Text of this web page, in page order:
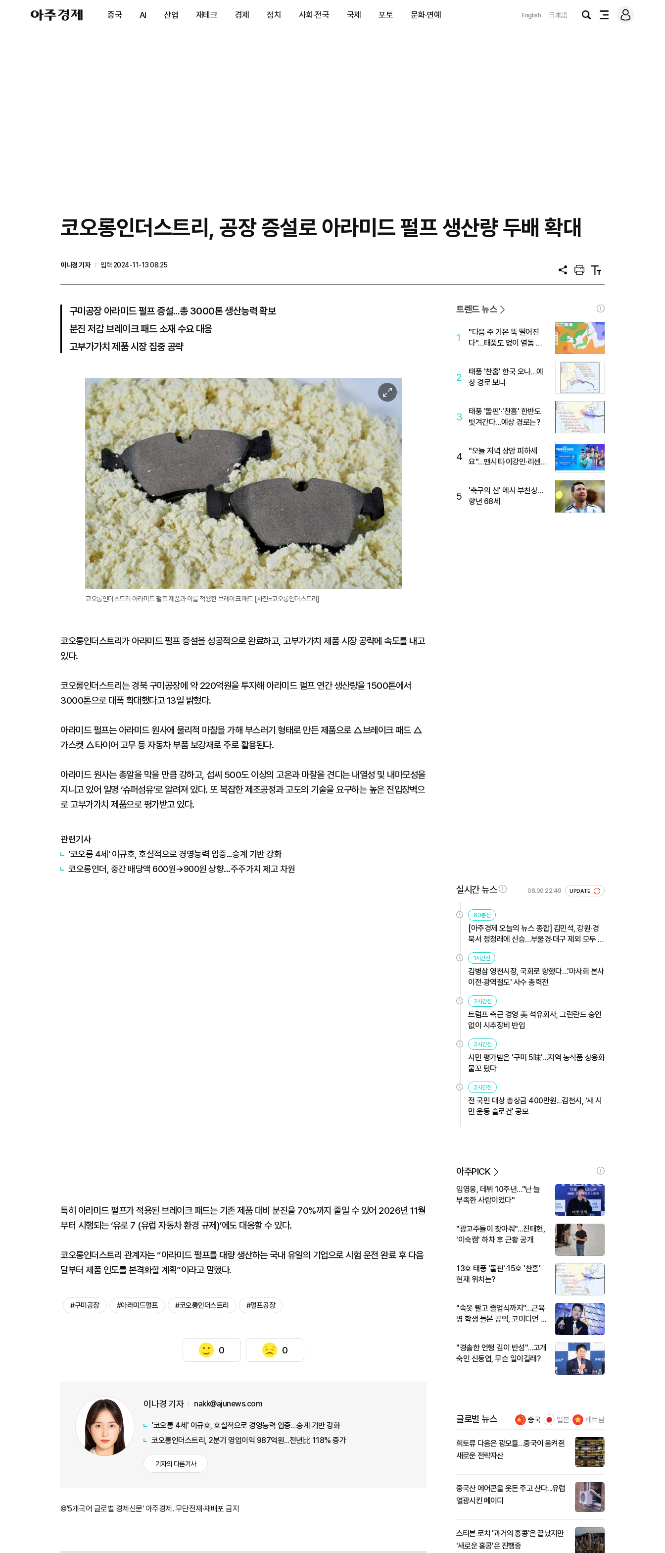
아
주
제
중국 AI 산업 재테크 경제 정치 사회·전국 국제 포토 문화·연예 English 日本語
검
전
메
그
코오롱인더스트리, 공장 증설로 아라미드 펄프 생산량 두배 확대
이나경 기자
입력 2024-11-13 08:25
공
프
트
텍
트
구미공장 아라미드 펄프 증설...총 3000톤 생산능력 확보
분진 저감 브레이크 패드 소재 수요 대응
고부가가치 제품 시장 집중 공략
이
미
지
확
대
코오롱인더스트리 아라미드 펄프 제품과 이를 적용한 브레이크 패드 [사진=코오롱인더스트리]
코오롱인더스트리가 아라미드 펄프 증설을 성공적으로 완료하고, 고부가가치 제품 시장 공략에 속도를 내고
있다.
코오롱인더스트리는 경북 구미공장에 약 220억원을 투자해 아라미드 펄프 연간 생산량을 1500톤에서
3000톤으로 대폭 확대했다고 13일 밝혔다.
아라미드 펄프는 아라미드 원사에 물리적 마찰을 가해 부스러기 형태로 만든 제품으로 △브레이크 패드 △
가스켓 △타이어 고무 등 자동차 부품 보강재로 주로 활용된다.
아라미드 원사는 총알을 막을 만큼 강하고, 섭씨 500도 이상의 고온과 마찰을 견디는 내열성 및 내마모성을
지니고 있어 일명 ‘슈퍼섬유’로 알려져 있다. 또 복잡한 제조공정과 고도의 기술을 요구하는 높은 진입장벽으
로 고부가가치 제품으로 평가받고 있다.
관련기사
'코오롱 4세' 이규호, 호실적으로 경영능력 입증…승계 기반 강화
코오롱인더, 중간 배당액 600원→900원 상향...주주가치 제고 차원
특히 아라미드 펄프가 적용된 브레이크 패드는 기존 제품 대비 분진을 70%까지 줄일 수 있어 2026년 11월
부터 시행되는 ‘유로 7 (유럽 자동차 환경 규제)’에도 대응할 수 있다.
코오롱인더스트리 관계자는 “아라미드 펄프를 대량 생산하는 국내 유일의 기업으로 시험 운전 완료 후 다음
달부터 제품 인도를 본격화할 계획”이라고 말했다.
#구미공장 #아라미드펄프 #코오롱인더스트리 #펄프공장
0 0
이나경 기자 nakk@ajunews.com
'코오롱 4세' 이규호, 호실적으로 경영능력 입증…승계 기반 강화
코오롱인더스트리, 2분기 영업이익 987억원...전년比 118% 증가
기자의 다른기사
©'5개국어 글로벌 경제신문' 아주경제. 무단전재·재배포 금지
트렌드 뉴스
1
"다음 주 기온 뚝 떨어진
다"…태풍도 없이 열돔 박
2
태풍 '찬홈' 한국 오나…예
상 경로 보니
3
태풍 '돌핀'·'찬홈' 한반도
빗겨간다…예상 경로는?
4
"오늘 저녁 상암 피하세
요"…맨시티·이강인·리센느
5
'축구의 신' 메시 부친상…
향년 68세
실시간 뉴스 08.09 22:49 UPDATE
60분전
[아주경제 오늘의 뉴스 종합] 김민석, 강원·경
북서 정청래에 신승…부울경·대구 제외 모두 웃
었다 外
1시간전
김병삼 영천시장, 국회로 향했다…'마사회 본사
이전·광역철도' 사수 총력전
2시간전
트럼프 측근 경영 美 석유회사, 그린란드 승인
없이 시추장비 반입
2시간전
시민 평가받은 '구미 5味'…지역 농식품 상용화
물꼬 텄다
2시간전
전 국민 대상 총상금 400만원...김천시, '새 시
민 운동 슬로건' 공모
아주PICK
임영웅, 데뷔 10주년…"난 늘
부족한 사람이었다"
"광고주들이 찾아줘"…진태현,
'이숙캠' 하차 후 근황 공개
13호 태풍 '돌핀'·15호 '찬홈'
현재 위치는?
"속옷 빨고 졸업식까지"…근육
병 학생 돌본 공익, 코미디언 김
"경솔한 언행 깊이 반성"…고개
숙인 신동엽, 무슨 일이길래?
글로벌 뉴스 중국 일본 베트남
희토류 다음은 광모듈…중국이 움켜쥔
새로운 전략자산
중국산 에어콘을 웃돈 주고 산다...유럽
열광시킨 메이디
스티븐 로치 '과거의 홍콩'은 끝났지만
'새로운 홍콩'은 진행중